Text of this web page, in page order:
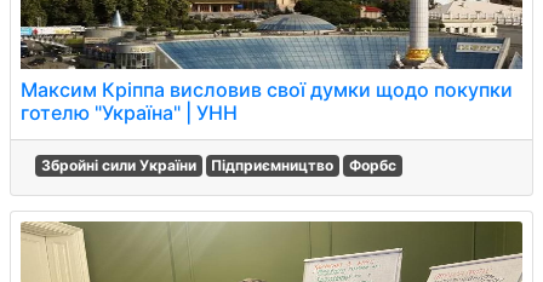
Максим Кріппа висловив свої думки щодо покупки
готелю "Україна" | УНН
Збройні сили України Підприємництво Форбс